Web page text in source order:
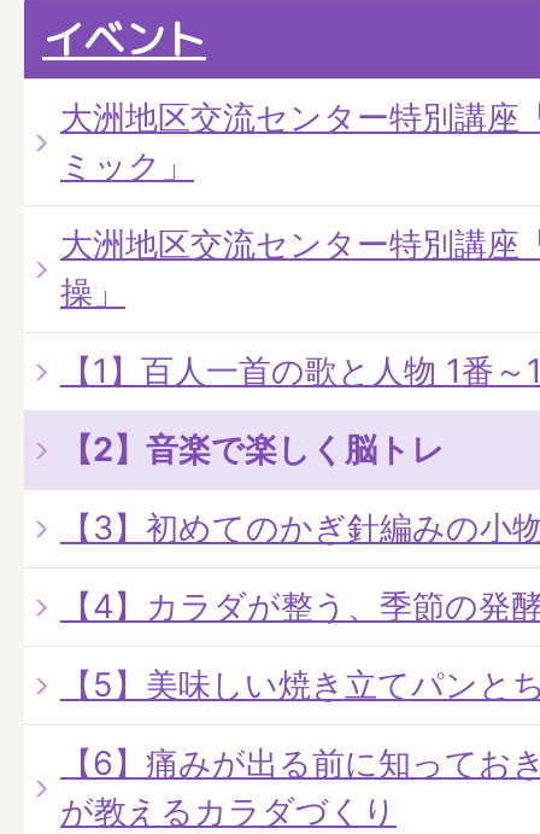
イベント
大洲地区交流センター特別講座
ミック」
大洲地区交流センター特別講座
操」
【1】百人一首の歌と人物 1番～
【2】音楽で楽しく脳トレ
【3】初めてのかぎ針編みの小
【4】カラダが整う、季節の発
【5】美味しい焼き立てパンと
【6】痛みが出る前に知ってお
が教えるカラダづくり